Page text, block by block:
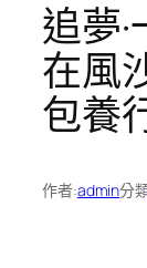
追夢·
在風
包養
作者:admin分